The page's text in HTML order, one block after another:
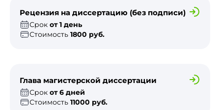
Рецензия на диссертацию (без подписи)
Срок от 1 день
Стоимость 1800 руб.
Глава магистерской диссертации
Срок от 6 дней
Стоимость 11000 руб.